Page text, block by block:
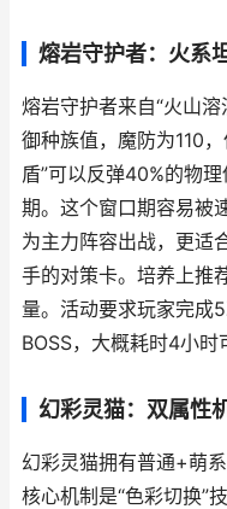
熔岩守护者：火系
熔岩守护者来自“火山
御种族值，魔防为110
盾”可以反弹40%的物
期。这个窗口期容易被
为主力阵容出战，更适
手的对策卡。培养上推
量。活动要求玩家完成
BOSS，大概耗时4小时
幻彩灵猫：双属性
幻彩灵猫拥有普通+萌
核心机制是“色彩切换”